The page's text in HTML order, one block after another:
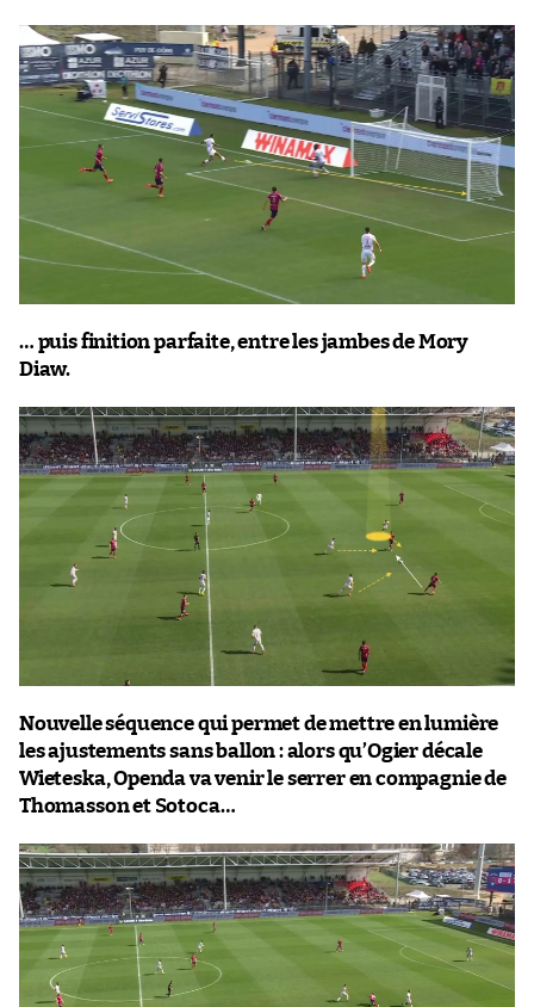
… puis finition parfaite, entre les jambes de Mory
Diaw.
Nouvelle séquence qui permet de mettre en lumière
les ajustements sans ballon : alors qu’Ogier décale
Wieteska, Openda va venir le serrer en compagnie de
Thomasson et Sotoca…